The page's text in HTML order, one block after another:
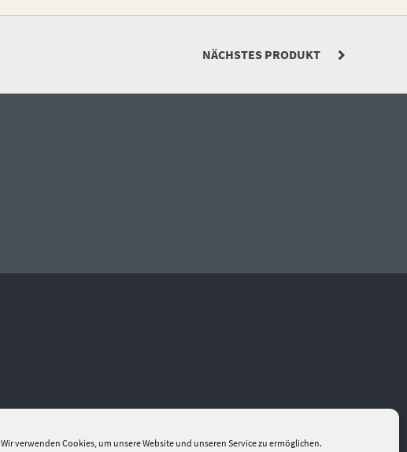
Wir verwenden Cookies, um unsere Website und unseren Service zu ermöglichen.
NÄCHSTES PRODUKT